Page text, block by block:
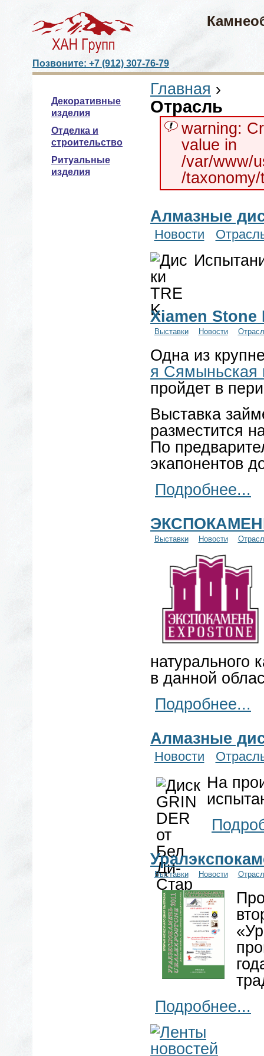
Главная ›
Отрасль
warning:
value in
/var/www/
/
Алмазные
Новости
Xiamen Stone
Выставки Новости
Одна из
я Сямыньская
пройдет в
Выставка
разместится
По
экапонентов
Подробнее...
Выставки Новости
натурального
в данной
Подробнее...
Алмазные
Новости
На
Выставки Новости
Подробнее...
Позвоните: +7 (912) 307-76-79
Декоративные
изделия
Отделка и
строительство
Ритуальные
изделия